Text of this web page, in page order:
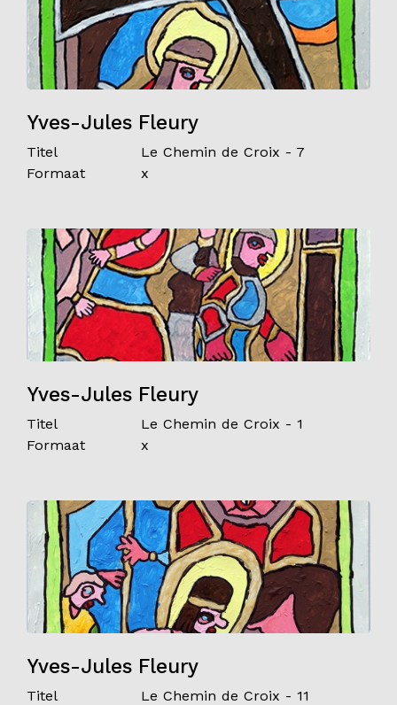
Yves-Jules Fleury
Titel
Le Chemin de Croix - 7
Formaat
x
Yves-Jules Fleury
Titel
Le Chemin de Croix - 1
Formaat
x
Yves-Jules Fleury
Titel
Le Chemin de Croix - 11